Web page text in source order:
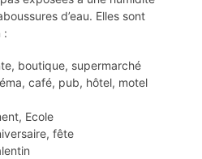
d’eau. Elles sont
:
boutique, supermarché
café, pub, hôtel, motel
Ecole
fête